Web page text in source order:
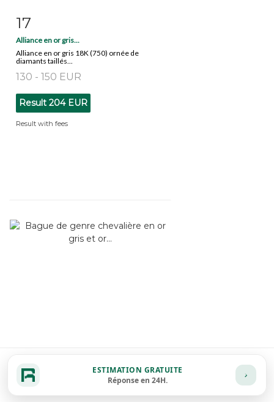
17
Alliance en or gris...
Alliance en or gris 18K (750) ornée de
diamants taillés...
130 - 150 EUR
Result 204 EUR
Result with fees
ESTIMATION GRATUITE
Réponse en 24H.